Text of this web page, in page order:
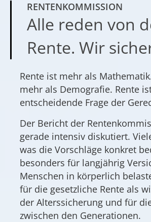
RENTENKOMMISSION
Alle reden von
Rente. Wir
Rente ist mehr als
mehr als Demografie. Rente
entscheidende Frage der
Der Bericht der
gerade intensiv diskutiert.
was die Vorschläge konkret
besonders für langjährig
Menschen in körperlich
für die gesetzliche Rente als
der Alterssicherung und für
zwischen den Generationen.